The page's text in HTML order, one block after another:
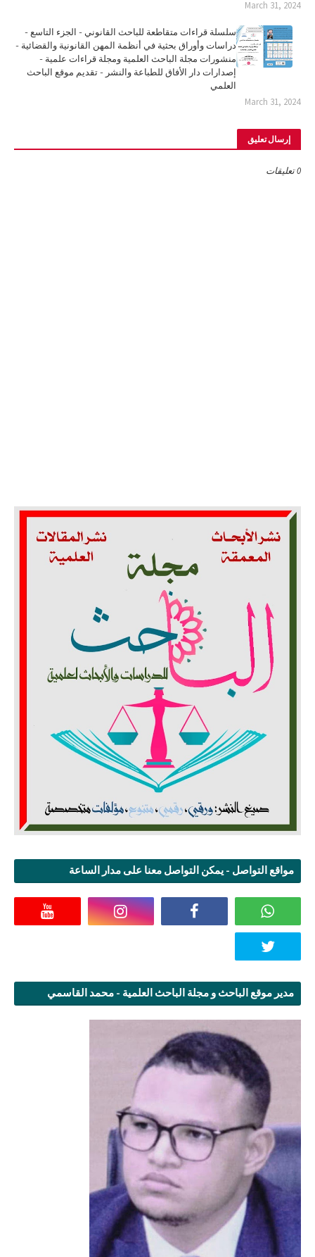
March 31, 2024
سلسلة قراءات متقاطعة للباحث القانوني - الجزء التاسع -
دراسات وأوراق بحثية في أنظمة المهن القانونية والقضائية -
منشورات مجلة الباحث العلمية ومجلة قراءات علمية -
إصدارات دار الأفاق للطباعة والنشر - تقديم موقع الباحث
العلمي
March 31, 2024
إرسال تعليق
0 تعليقات
مواقع التواصل - يمكن التواصل معنا على مدار الساعة
مدير موقع الباحث و مجلة الباحث العلمية - محمد القاسمي